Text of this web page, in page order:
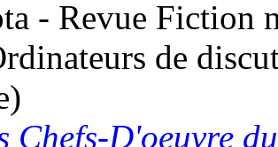
- Revue Fiction
de
Chefs-D'oeuvre